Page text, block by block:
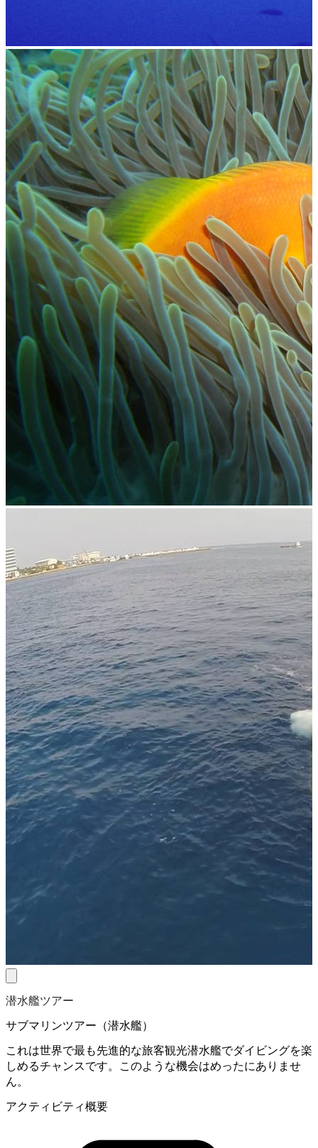
潜水艦ツアー
サブマリンツアー（潜水艦）
これは世界で最も先進的な旅客観光潜水艦でダイビングを楽
しめるチャンスです。このような機会はめったにありませ
ん。
アクティビティ概要